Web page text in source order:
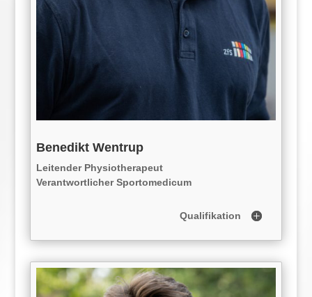
Benedikt Wentrup
Leitender Physiotherapeut
Verantwortlicher Sportomedicum
Qualifikation